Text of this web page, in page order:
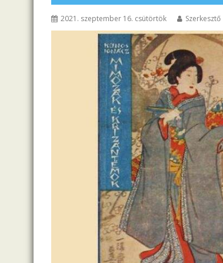
2021. szeptember 16. csütörtök Szerkesztő